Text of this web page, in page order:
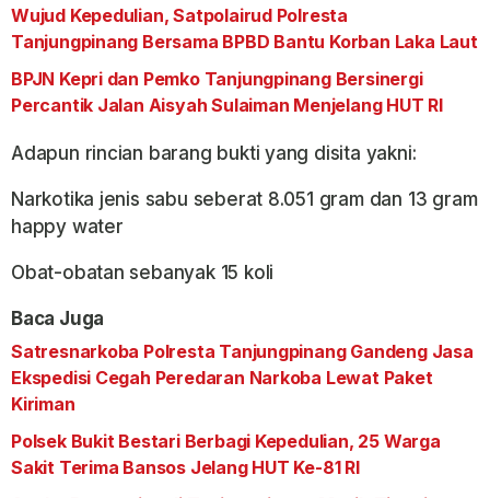
Wujud Kepedulian, Satpolairud Polresta
Tanjungpinang Bersama BPBD Bantu Korban Laka Laut
BPJN Kepri dan Pemko Tanjungpinang Bersinergi
Percantik Jalan Aisyah Sulaiman Menjelang HUT RI
Adapun rincian barang bukti yang disita yakni:
Narkotika jenis sabu seberat 8.051 gram dan 13 gram
happy water
Obat-obatan sebanyak 15 koli
Baca Juga
Satresnarkoba Polresta Tanjungpinang Gandeng Jasa
Ekspedisi Cegah Peredaran Narkoba Lewat Paket
Kiriman
Polsek Bukit Bestari Berbagi Kepedulian, 25 Warga
Sakit Terima Bansos Jelang HUT Ke-81 RI